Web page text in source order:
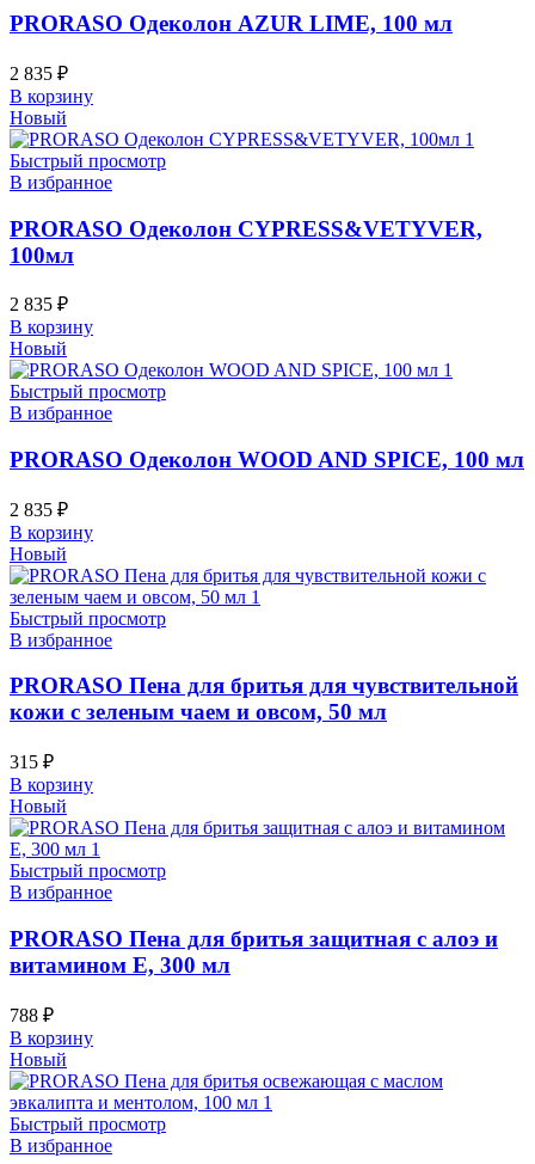
PRORASO Одеколон AZUR LIME, 100 мл
2 835 ₽
В корзину
Новый
Быстрый просмотр
В избранное
PRORASO Одеколон CYPRESS&VETYVER,
100мл
2 835 ₽
В корзину
Новый
Быстрый просмотр
В избранное
PRORASO Одеколон WOOD AND SPICE, 100 мл
2 835 ₽
В корзину
Новый
Быстрый просмотр
В избранное
PRORASO Пена для бритья для чувствительной
кожи с зеленым чаем и овсом, 50 мл
315 ₽
В корзину
Новый
Быстрый просмотр
В избранное
PRORASO Пена для бритья защитная с алоэ и
витамином Е, 300 мл
788 ₽
В корзину
Новый
Быстрый просмотр
В избранное